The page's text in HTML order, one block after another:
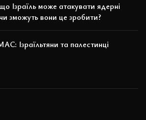
Ізраїль може атакувати ядерні
зможуть вони це зробити?
Ізраїльтяни та палестинці